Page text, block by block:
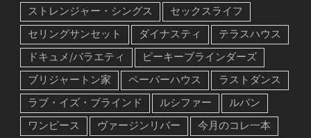
ストレンジャー・シングス
セックスライフ
セリングサンセット
ダイナスティ
テラスハウス
ドキュメ/バラエティ
ピーキーブラインダーズ
ブリジャートン家
ペーパーハウス
ラストダンス
ラブ・イズ・ブラインド
ルシファー
ルパン
ワンピース
ヴァージンリバー
今月のコレ一本